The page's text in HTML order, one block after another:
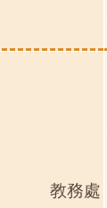
教務處